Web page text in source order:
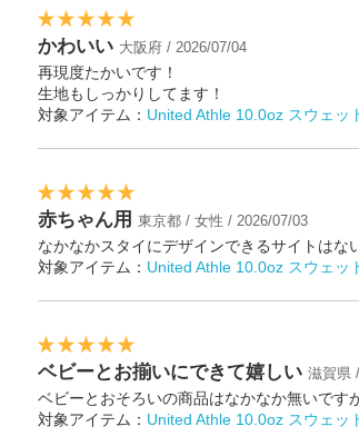
かわいい 大阪府 / 2026/07/04
再現度たかいです！
生地もしっかりしてます！
対象アイテム： United Athle 10.0oz スウェッ
赤ちゃん用 東京都 / 女性 / 2026/07/03
なかなかスタイにデザインできるサイトはな
対象アイテム： United Athle 10.0oz スウェッ
ベビーとお揃いにできて嬉しい 滋賀県
ベビーとおそろいの商品はなかなか無いです
対象アイテム： United Athle 10.0oz スウェッ